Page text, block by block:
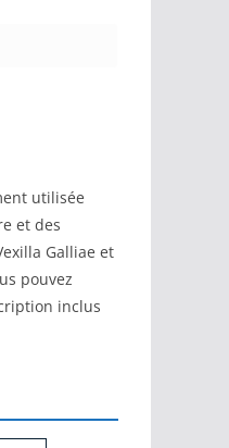
utilisée
et des
Galliae et
pouvez
inclus